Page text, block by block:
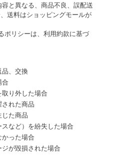
と異なる、商品不良、誤配送
送料はショッピングモールが
ポリシーは、利用約款に基づ
品、交換
合
り外した場合
れた商品
た商品
など）を紛失した場合
った場合
が毀損された場合